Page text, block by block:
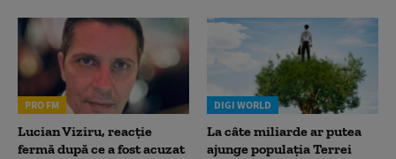
PRO FM
Lucian Viziru, reacție
fermă după ce a fost acuzat
DIGI WORLD
La câte miliarde ar putea
ajunge populația Terrei